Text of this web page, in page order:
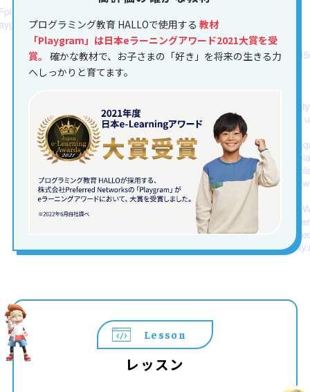
プログラミング教育 HALLOで使用する 教材
「Playgram」は日本eラーニングアワード2021大賞を受
賞。 確かな教材で、お子さまの「好き」を将来の生きる力
へしっかりと育てます。
Lesson
レッスン